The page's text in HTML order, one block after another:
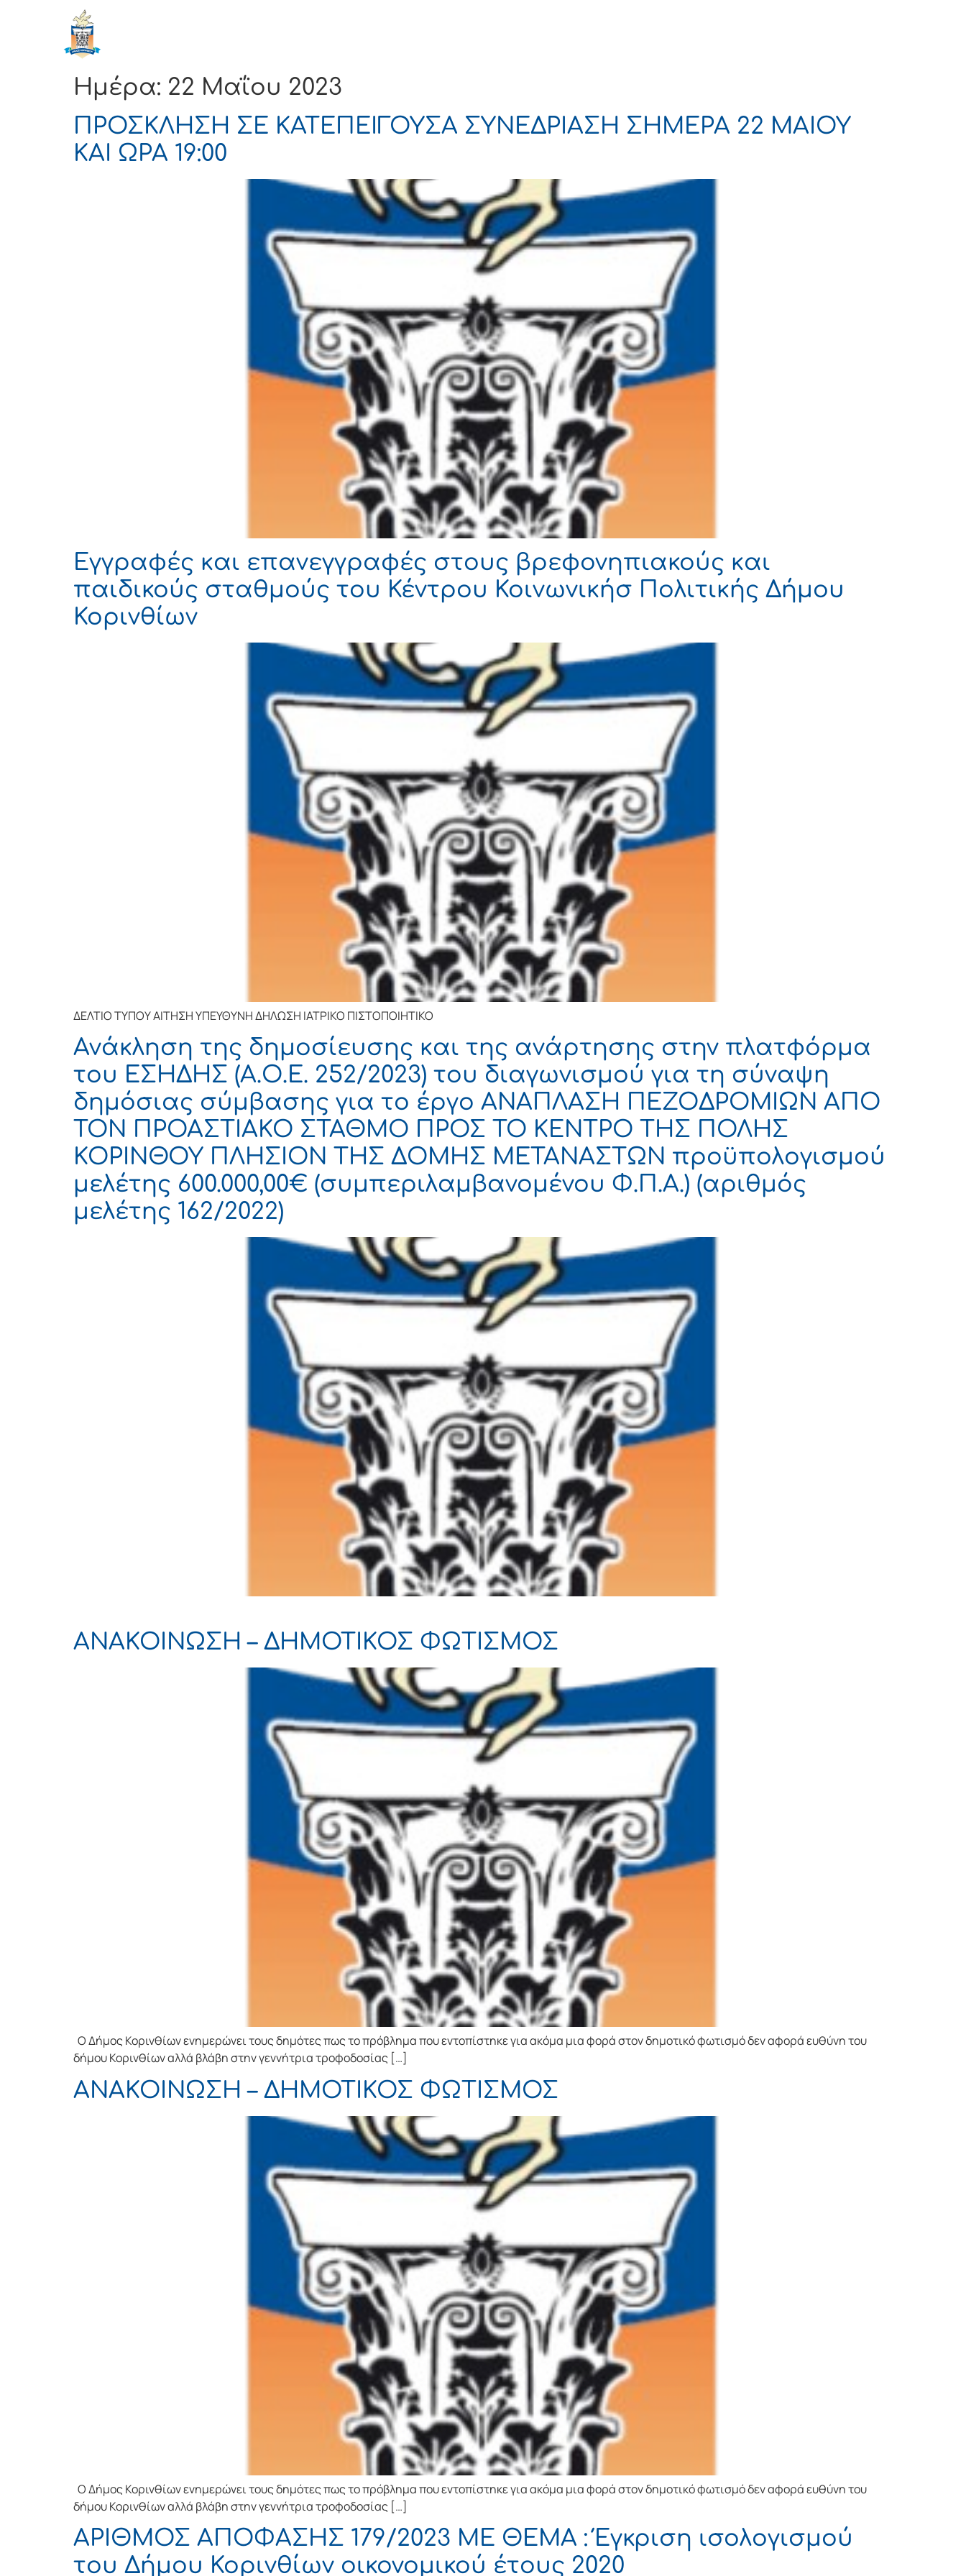
Ημέρα: 22 Μαΐου 2023
ΠΡΟΣΚΛΗΣΗ ΣΕ ΚΑΤΕΠΕΙΓΟΥΣΑ ΣΥΝΕΔΡΙΑΣΗ ΣΗΜΕΡΑ 22 ΜΑΙΟΥ
ΚΑΙ ΩΡΑ 19:00
Eγγραφές και επανεγγραφές στους βρεφονηπιακούς και
παιδικούς σταθμούς του Κέντρου Κοινωνικήσ Πολιτικής Δήμου
Κορινθίων
ΔΕΛΤΙΟ ΤΥΠΟΥ ΑΙΤΗΣΗ ΥΠΕΥΘΥΝΗ ΔΗΛΩΣΗ ΙΑΤΡΙΚΟ ΠΙΣΤΟΠΟΙΗΤΙΚΟ
Ανάκληση της δημοσίευσης και της ανάρτησης στην πλατφόρμα
του ΕΣΗΔΗΣ (Α.Ο.Ε. 252/2023) του διαγωνισμού για τη σύναψη
δημόσιας σύμβασης για το έργο ΑΝΑΠΛΑΣΗ ΠΕΖΟΔΡΟΜΙΩΝ ΑΠΟ
ΤΟΝ ΠΡΟΑΣΤΙΑΚΟ ΣΤΑΘΜΟ ΠΡΟΣ ΤΟ ΚΕΝΤΡΟ ΤΗΣ ΠΟΛΗΣ
ΚΟΡΙΝΘΟΥ ΠΛΗΣΙΟΝ ΤΗΣ ΔΟΜΗΣ ΜΕΤΑΝΑΣΤΩΝ προϋπολογισμού
μελέτης 600.000,00€ (συμπεριλαμβανομένου Φ.Π.Α.) (αριθμός
μελέτης 162/2022)
ΑΝΑΚΟΙΝΩΣΗ – ΔΗΜΟΤΙΚΟΣ ΦΩΤΙΣΜΟΣ
Ο Δήμος Κορινθίων ενημερώνει τους δημότες πως το πρόβλημα που εντοπίστηκε για ακόμα μια φορά στον δημοτικό φωτισμό δεν αφορά ευθύνη του
δήμου Κορινθίων αλλά βλάβη στην γεννήτρια τροφοδοσίας […]
ΑΝΑΚΟΙΝΩΣΗ – ΔΗΜΟΤΙΚΟΣ ΦΩΤΙΣΜΟΣ
Ο Δήμος Κορινθίων ενημερώνει τους δημότες πως το πρόβλημα που εντοπίστηκε για ακόμα μια φορά στον δημοτικό φωτισμό δεν αφορά ευθύνη του
δήμου Κορινθίων αλλά βλάβη στην γεννήτρια τροφοδοσίας […]
ΑΡΙΘΜΟΣ ΑΠΟΦΑΣΗΣ 179/2023 ΜΕ ΘΕΜΑ : Έγκριση ισολογισμού
του Δήμου Κορινθίων οικονομικού έτους 2020